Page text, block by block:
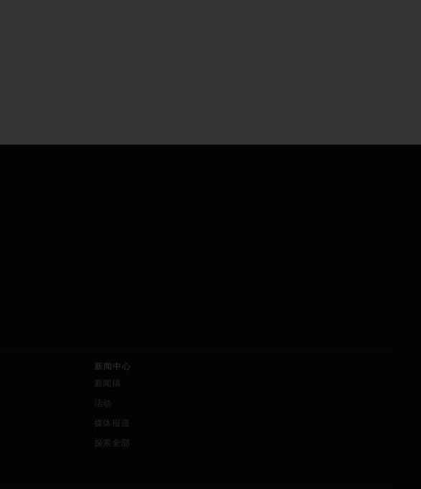
新闻中心
新闻稿
活动
媒体报道
探索全部